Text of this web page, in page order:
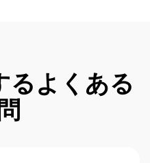
るよくある